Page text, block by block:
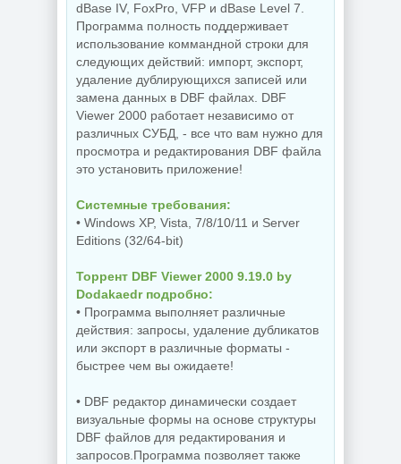
dBase IV, FoxPro, VFP и dBase Level 7.
Программа полность поддерживает
использование коммандной строки для
следующих действий: импорт, экспорт,
удаление дублирующихся записей или
замена данных в DBF файлах. DBF
Viewer 2000 работает независимо от
различных СУБД, - все что вам нужно для
просмотра и редактирования DBF файла
это установить приложение!
Системные требования:
• Windows XP, Vista, 7/8/10/11 и Server
Editions (32/64-bit)
Торрент DBF Viewer 2000 9.19.0 by
Dodakaedr подробно:
• Программа выполняет различные
действия: запросы, удаление дубликатов
или экспорт в различные форматы -
быстрее чем вы ожидаете!
• DBF редактор динамически создает
визуальные формы на основе структуры
DBF файлов для редактирования и
запросов.Программа позволяет также